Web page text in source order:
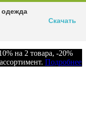
на 2 товара, -20%
Подробнее
одежда
Скачать